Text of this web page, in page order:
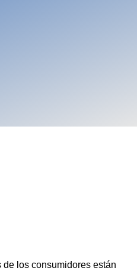
los consumidores están